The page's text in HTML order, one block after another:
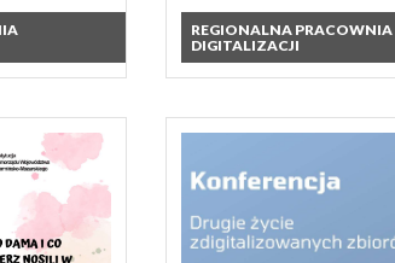
REGIONALNA PRACOWNIA
DIGITALIZACJI